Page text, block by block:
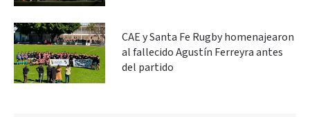
CAE y Santa Fe Rugby homenajearon
al fallecido Agustín Ferreyra antes
del partido